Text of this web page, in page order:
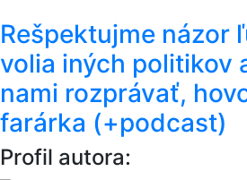
Rešpektujme názor
volia iných politikov
nami rozprávať,
farárka (+podcast)
Profil autora: